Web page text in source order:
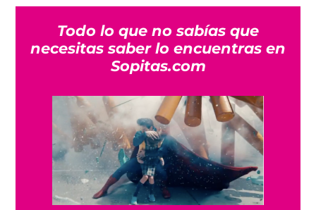
Todo lo que no sabías que
necesitas saber lo encuentras en
Sopitas.com